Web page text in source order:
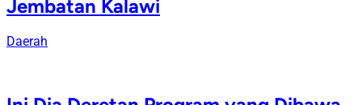
Jembatan Kalawi
Daerah